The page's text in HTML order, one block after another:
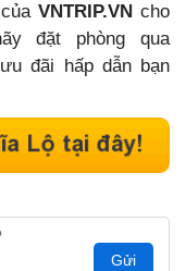
củaVNTRIP.VN cho
đặt phòng qua
đãi hấp dẫn bạn
Gửi